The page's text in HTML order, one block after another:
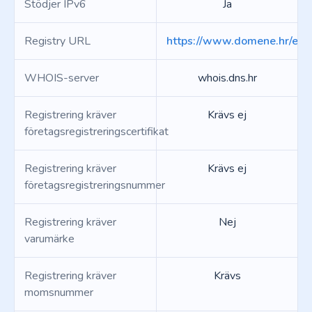
Stödjer IPv6 Ja
Registry URL https://www.domene.hr/en/
WHOIS-server whois.dns.hr
Registrering kräver
företagsregistreringscertifikat
Krävs ej
Registrering kräver
företagsregistreringsnummer
Krävs ej
Registrering kräver
varumärke
Nej
Registrering kräver
momsnummer
Krävs